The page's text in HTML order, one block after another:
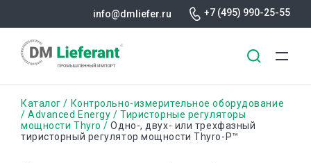
основному
содержанию
info@dmliefer.ru +7 (495) 990-25-55
Строка
навигации
Каталог
Контрольно-измерительное оборудование
Advanced Energy
Тиристорные регуляторы
мощности Thyro
Одно-, двух- или трехфазный
тиристорный регулятор мощности Thyro-P™